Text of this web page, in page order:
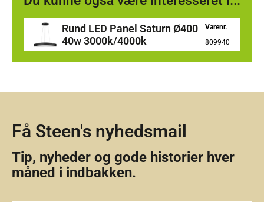
Rund LED Panel Saturn Ø400
40w 3000k/4000k
Varenr.
809940
Få Steen's nyhedsmail
Tip, nyheder og gode historier hver
måned i indbakken.